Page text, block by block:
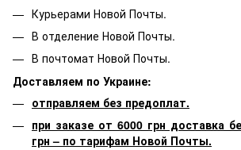
Курьерами Новой Почты.
В отделение Новой Почты.
В почтомат Новой Почты.
Доставляем по Украине:
отправляем без предоплат.
при заказе от 6000 грн доставка
грн – по тарифам Новой Почты.